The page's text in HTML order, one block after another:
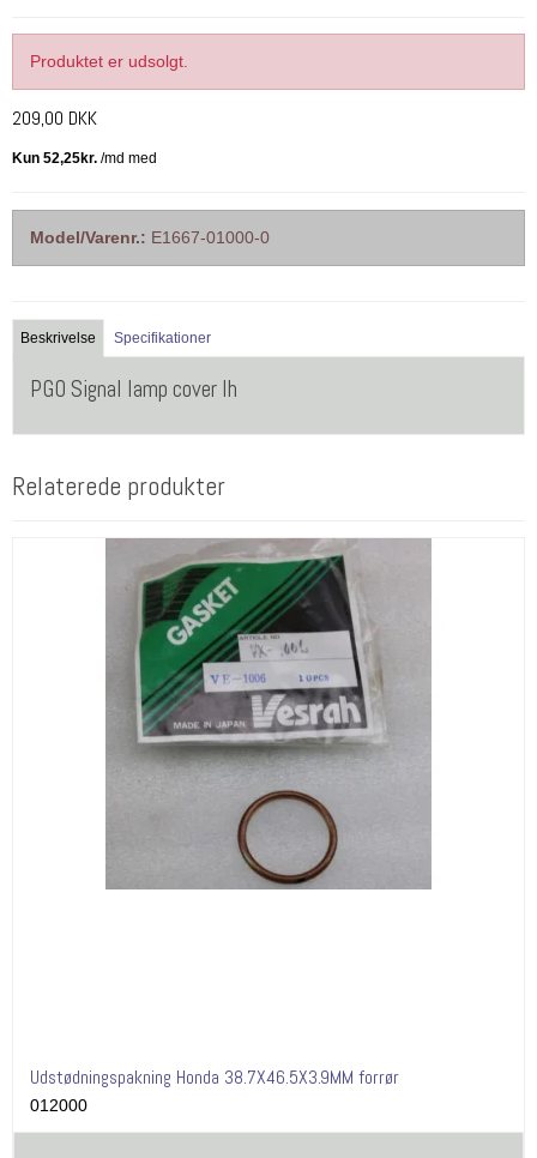
Produktet er udsolgt.
209,00 DKK
Model/Varenr.: E1667-01000-0
Beskrivelse Specifikationer
PGO Signal lamp cover lh
Relaterede produkter
Udstødningspakning Honda 38.7X46.5X3.9MM forrør
012000